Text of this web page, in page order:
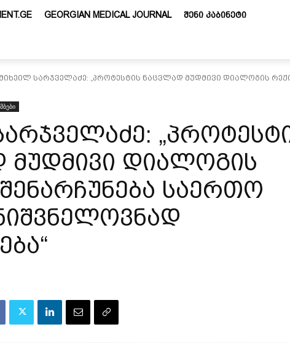
GEORGIAN MEDICAL JOURNAL ᲨᲔᲜᲘ ᲙᲐᲑᲘᲜᲔᲢᲘ
მიხეილ სარჯველაძე: „პროტესტის ნაცვლად მუდმივი დიალოგის
მუდმივი დიალოგის
საერთო